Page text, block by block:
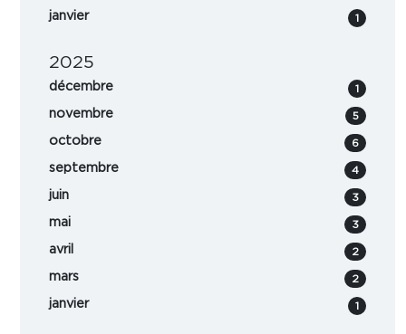
janvier 1
2025
décembre 1
novembre 5
octobre 6
septembre 4
juin 3
mai 3
avril 2
mars 2
janvier 1